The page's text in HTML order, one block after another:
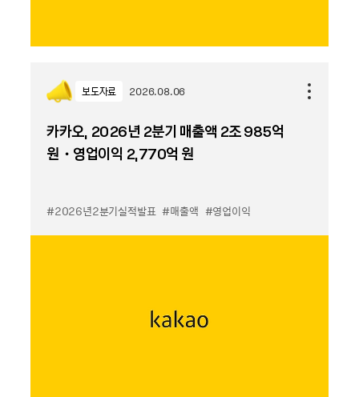
보도자료 2026.08.06
카카오, 2026년 2분기 매출액 2조 985억
원・영업이익 2,770억 원
#2026년2분기실적발표 #매출액 #영업이익